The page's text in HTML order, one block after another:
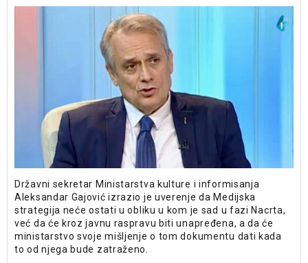
Državni sekretar Ministarstva kulture i informisanja
Aleksandar Gajović izrazio je uverenje da Medijska
strategija neće ostati u obliku u kom je sad u fazi Nacrta,
već da će kroz javnu raspravu biti unapređena, a da će
ministarstvo svoje mišljenje o tom dokumentu dati kada
to od njega bude zatraženo.